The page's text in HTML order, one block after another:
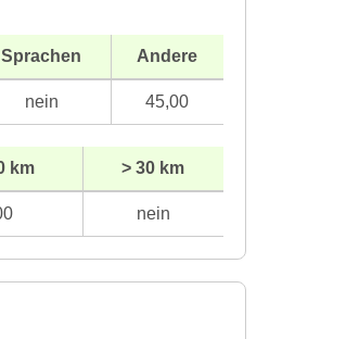
Sprachen Andere
nein 45,00
km > 30 km
nein